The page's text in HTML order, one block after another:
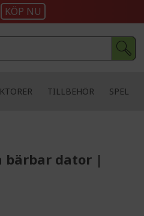
KÖP NU
TILLBEHÖR SPEL
bärbar dator |